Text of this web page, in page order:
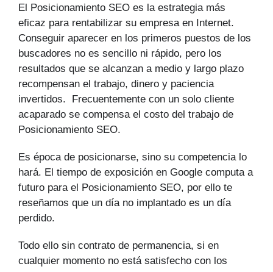
El Posicionamiento SEO es la estrategia más
eficaz para rentabilizar su empresa en Internet.
Conseguir aparecer en los primeros puestos de los
buscadores no es sencillo ni rápido, pero los
resultados que se alcanzan a medio y largo plazo
recompensan el trabajo, dinero y paciencia
invertidos. Frecuentemente con un solo cliente
acaparado se compensa el costo del trabajo de
Posicionamiento SEO.
Es época de posicionarse, sino su competencia lo
hará. El tiempo de exposición en Google computa a
futuro para el Posicionamiento SEO, por ello te
reseñamos que un día no implantado es un día
perdido.
Todo ello sin contrato de permanencia, si en
cualquier momento no está satisfecho con los